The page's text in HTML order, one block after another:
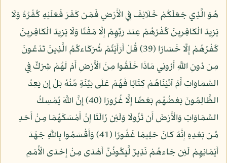
هُوَ الَّذِي جَعَلَكُمْ خَلَائِفَ فِي الْأَرْضِ فَمَن كَفَرَ فَعَلَيْهِ كُفْرُهُ وَلَا
يَزِيدُ الْكَافِرِينَ كُفْرُهُمْ عِندَ رَبِّهِمْ إِلَّا مَقْتًا وَلَا يَزِيدُ الْكَافِرِينَ
كُفْرُهُمْ إِلَّا خَسَارًا (39) قُلْ أَرَأَيْتُمْ شُرَكَاءكُمُ الَّذِينَ تَدْعُونَ
مِن دُونِ اللَّهِ أَرُونِي مَاذَا خَلَقُوا مِنَ الْأَرْضِ أَمْ لَهُمْ شِرْكٌ فِي
السَّمَاوَاتِ أَمْ آتَيْنَاهُمْ كِتَابًا فَهُمْ عَلَى بَيِّنَةٍ مِّنْهُ بَلْ إِن يَعِدُ
الظَّالِمُونَ بَعْضُهُم بَعْضًا إِلَّا غُرُورًا (40) إِنَّ اللَّهَ يُمْسِكُ
السَّمَاوَاتِ وَالْأَرْضَ أَن تَزُولَا وَلَئِن زَالَتَا إِنْ أَمْسَكَهُمَا مِنْ أَحَدٍ
مِّن بَعْدِهِ إِنَّهُ كَانَ حَلِيمًا غَفُورًا (41) وَأَقْسَمُوا بِاللَّهِ جَهْدَ
أَيْمَانِهِمْ لَئِن جَاءهُمْ نَذِيرٌ لَّيَكُونُنَّ أَهْدَى مِنْ إِحْدَى الْأُمَمِ